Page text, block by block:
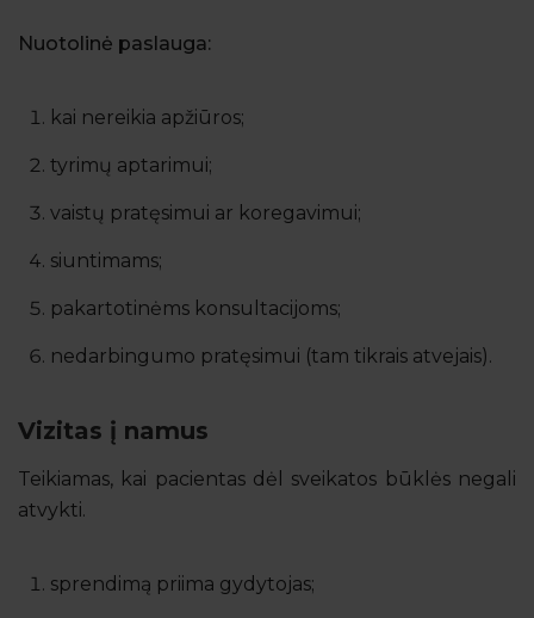
Nuotolinė paslauga:
kai nereikia apžiūros;
tyrimų aptarimui;
vaistų pratęsimui ar koregavimui;
siuntimams;
pakartotinėms konsultacijoms;
nedarbingumo pratęsimui (tam tikrais atvejais).
Vizitas į namus
Teikiamas, kai pacientas dėl sveikatos būklės negali
atvykti.
sprendimą priima gydytojas;